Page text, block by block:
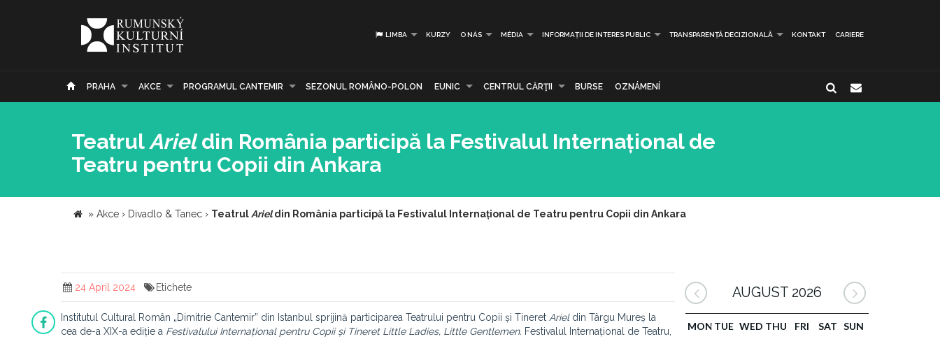
LIMBA KURZY O NÁS MÉDIA INFORMAȚII DE INTERES PUBLIC TRANSPARENȚĂ DECIZIONALĂ KONTAKT CARIERE
PRAHA AKCE PROGRAMUL CANTEMIR SEZONUL ROMÂNO-POLON EUNIC CENTRUL CĂRŢII BURSE OZNÁMENÍ
TeatrulArieldin România participă la Festivalul Internațional de
Teatru pentru Copii din Ankara
» Akce › Divadlo & Tanec › Teatrul Arieldin România participă la Festivalul Internațional de Teatru pentru Copii din Ankara
24 April 2024 Etichete
Institutul Cultural Român „Dimitrie Cantemir” din Istanbul sprijină participarea Teatrului pentru Copii și Tineret Arieldin Târgu Mureș la
cea de-a XIX-a ediție a Festivalului Internațional pentru Copii și Tineret Little Ladies, Little Gentlemen. Festivalul Internațional de Teatru,
AUGUST 2026
MON TUE WED THU FRI SAT SUN